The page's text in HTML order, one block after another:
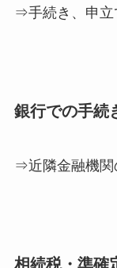
⇒手続き、申立
銀行での手続
⇒近隣金融機関
相続税・準確